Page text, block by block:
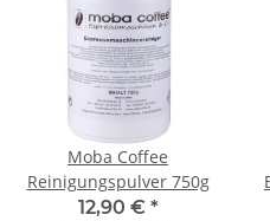
Moba Coffee
Reinigungspulver 750g
12,90 € *